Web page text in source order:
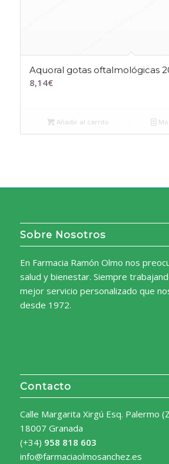
Aquoral gotas oftalmológicas
8,14€
Añadir al carrito
Sobre Nosotros
En Farmacia Ramón Olmo nos
salud y bienestar. Siempre
mejor servicio personalizado que
desde 1972.
Contacto
Calle Margarita Xirgú Esq. Palermo
18007 Granada
(+34) 958 818 603
info@farmaciaolmosanchez.es